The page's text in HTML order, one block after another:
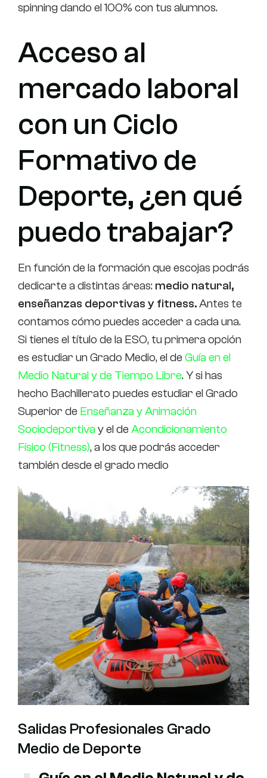
spinning dando el 100% con tus alumnos.
Acceso al
mercado laboral
con un Ciclo
Formativo de
Deporte, ¿en qué
puedo trabajar?
En función de la formación que escojas podrás
dedicarte a distintas áreas: medio natural,
enseñanzas deportivas y fitness.Antes te
contamos cómo puedes acceder a cada una.
Si tienes el título de la ESO, tu primera opción
es estudiar un Grado Medio, el de Guía en el
Medio Natural y de Tiempo Libre. Y si has
hecho Bachillerato puedes estudiar el Grado
Superior de Enseñanza y Animación
Sociodeportivay el de Acondicionamiento
Físico (Fitness), a los que podrás acceder
también desde el grado medio
Salidas Profesionales Grado
Medio de Deporte